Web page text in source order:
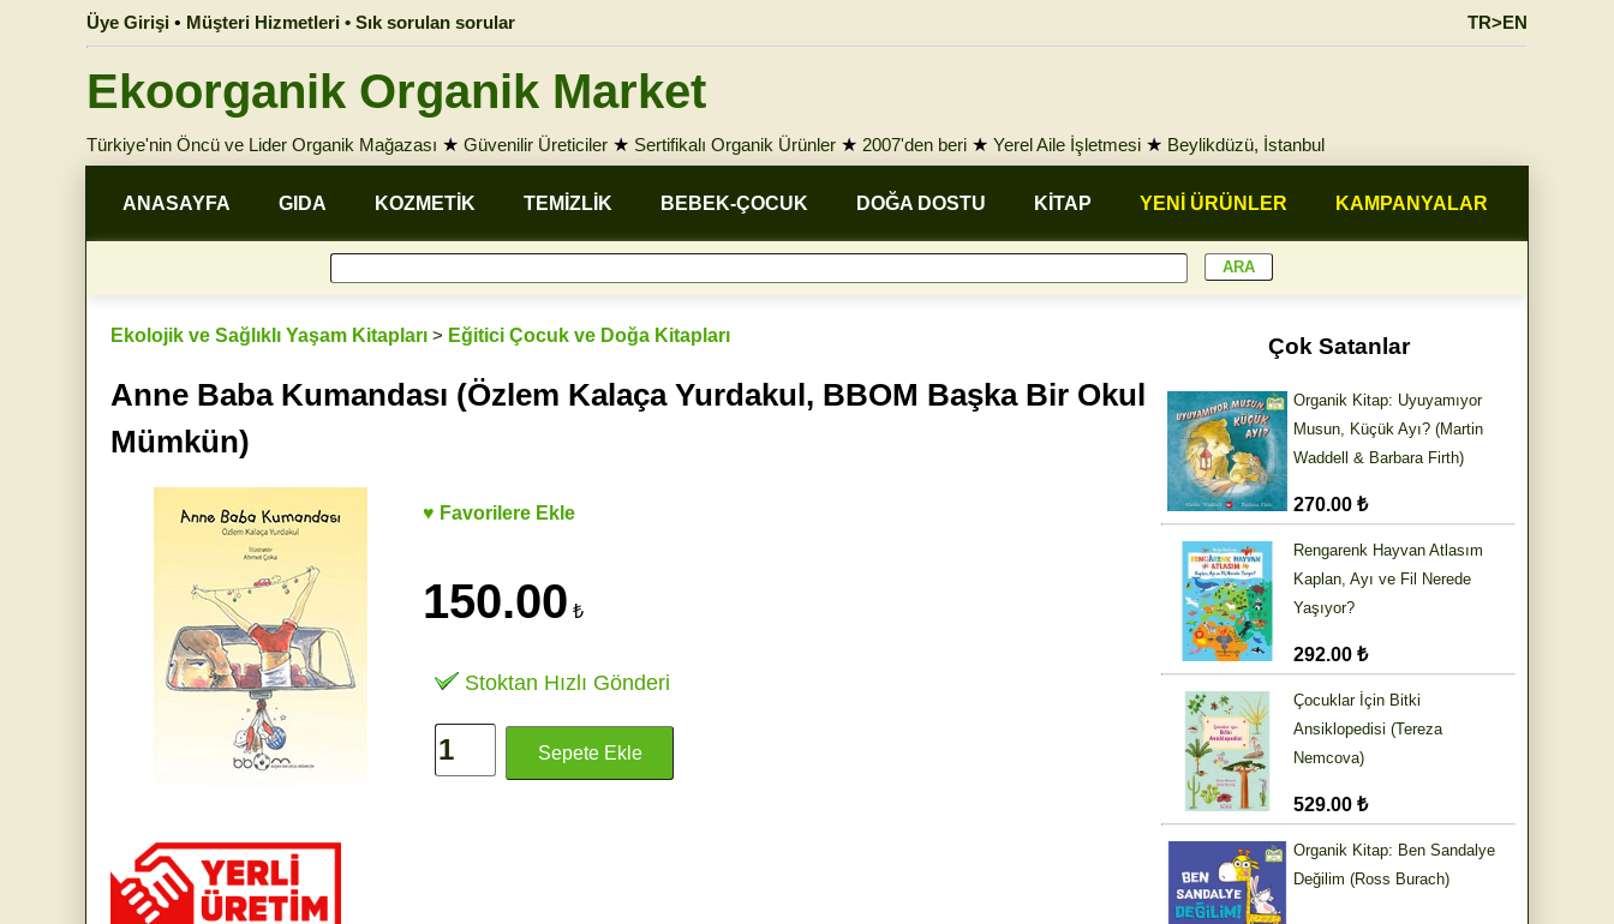
Üye Girişi • Müşteri Hizmetleri • Sık sorulan sorular TR>EN
Ekoorganik Organik Market
Türkiye'nin Öncü ve Lider Organik Mağazası ★ Güvenilir Üreticiler ★ Sertifikalı Organik Ürünler ★ 2007'den beri ★ Yerel Aile İşletmesi ★ Beylikdüzü, İstanbul
ANASAYFA GIDA KOZMETİK TEMİZLİK BEBEK-ÇOCUK DOĞA DOSTU KİTAP YENİ ÜRÜNLER KAMPANYALAR
Ekolojik ve Sağlıklı Yaşam Kitapları > Eğitici Çocuk ve Doğa Kitapları
Anne Baba Kumandası (Özlem Kalaça Yurdakul, BBOM Başka Bir Okul
Mümkün)
♥ Favorilere Ekle
150.00 ₺
Stoktan Hızlı Gönderi
Çok Satanlar
Organik Kitap: Uyuyamıyor
Musun, Küçük Ayı? (Martin
Waddell & Barbara Firth)
270.00 ₺
Rengarenk Hayvan Atlasım
Kaplan, Ayı ve Fil Nerede
Yaşıyor?
292.00 ₺
Çocuklar İçin Bitki
Ansiklopedisi (Tereza
Nemcova)
529.00 ₺
Organik Kitap: Ben Sandalye
Değilim (Ross Burach)